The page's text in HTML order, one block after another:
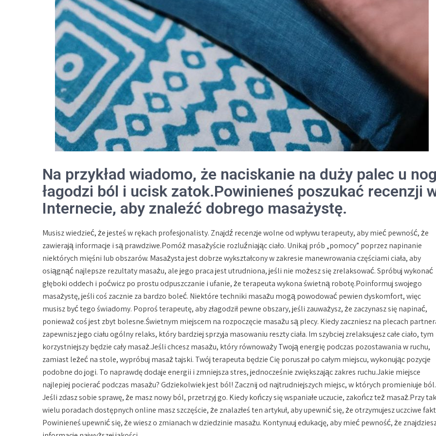
Na przykład wiadomo, że naciskanie na duży palec u
łagodzi ból i ucisk zatok.Powinieneś poszukać recenzji
Internecie, aby znaleźć dobrego masażystę.
Musisz wiedzieć, że jesteś w rękach profesjonalisty. Znajdź recenzje wolne od wpływu terapeuty, aby mieć pewność, że
zawierają informacje i są prawdziwe.Pomóż masażyście rozluźniając ciało. Unikaj prób „pomocy” poprzez napinanie
niektórych mięśni lub obszarów. Masażysta jest dobrze wykształcony w zakresie manewrowania częściami ciała, aby
osiągnąć najlepsze rezultaty masażu, ale jego praca jest utrudniona, jeśli nie możesz się zrelaksować. Spróbuj wykonać
głęboki oddech i poćwicz po prostu odpuszczanie i ufanie, że terapeuta wykona świetną robotę.Poinformuj swojego
masażystę, jeśli coś zacznie za bardzo boleć. Niektóre techniki masażu mogą powodować pewien dyskomfort, więc
musisz być tego świadomy. Poproś terapeutę, aby złagodził pewne obszary, jeśli zauważysz, że zaczynasz się napinać,
ponieważ coś jest zbyt bolesne.Świetnym miejscem na rozpoczęcie masażu są plecy. Kiedy zaczniesz na plecach
zapewnisz jego ciału ogólny relaks, który bardziej sprzyja masowaniu reszty ciała. Im szybciej zrelaksujesz całe ciało, tym
korzystniejszy będzie cały masaż.Jeśli chcesz masażu, który równoważy Twoją energię podczas pozostawania w ruchu,
zamiast leżeć na stole, wypróbuj masaż tajski. Twój terapeuta będzie Cię poruszał po całym miejscu, wykonując pozycje
podobne do jogi. To naprawdę dodaje energii i zmniejsza stres, jednocześnie zwiększając zakres ruchu.Jakie miejsce
najlepiej pocierać podczas masażu? Gdziekolwiek jest ból! Zacznij od najtrudniejszych miejsc, w których promieniuje ból.
Jeśli zdasz sobie sprawę, że masz nowy ból, przetrzyj go. Kiedy kończy się wspaniałe uczucie, zakończ też masaż.Przy tak
wielu poradach dostępnych online masz szczęście, że znalazłeś ten artykuł, aby upewnić się, że otrzymujesz uczciwe
Powinieneś upewnić się, że wiesz o zmianach w dziedzinie masażu. Kontynuuj edukację, aby mieć pewność, że